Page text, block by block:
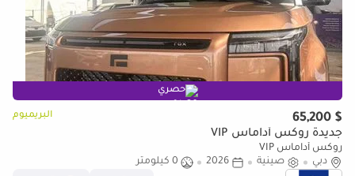
حصري
$ 65,200 البريميوم
جديدة روكس أداماس VIP
روكس أداماس VIP
دبي
صينية 2026
0 كيلومتر